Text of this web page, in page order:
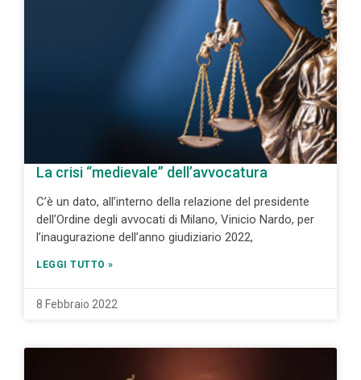
La crisi “medievale” dell’avvocatura
C’è un dato, all’interno della relazione del presidente
dell’Ordine degli avvocati di Milano, Vinicio Nardo, per
l’inaugurazione dell’anno giudiziario 2022,
LEGGI TUTTO »
8 Febbraio 2022